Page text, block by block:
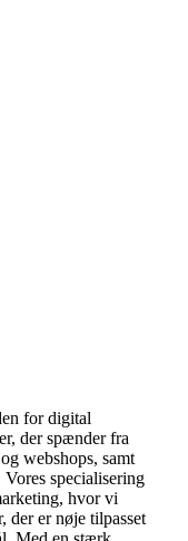
for digital
der spænder fra
webshops, samt
specialisering
hvor vi
der er nøje tilpasset